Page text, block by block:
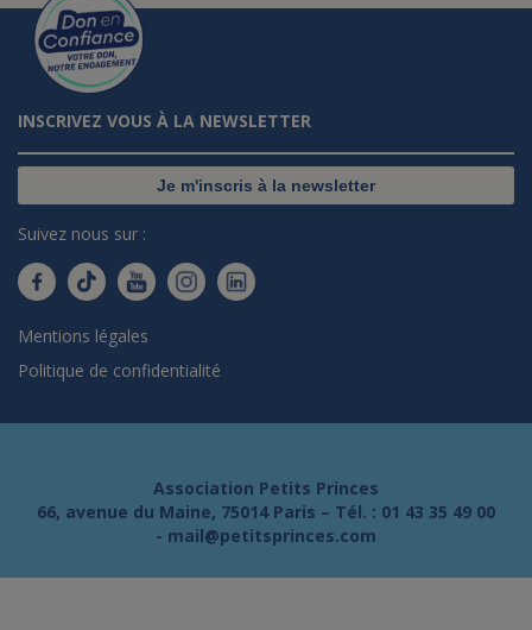
INSCRIVEZ VOUS À LA NEWSLETTER
Je m'inscris à la newsletter
Suivez nous sur :
Mentions légales
Politique de confidentialité
Association Petits Princes
66, avenue du Maine, 75014 Paris – Tél. : 01 43 35 49 00
- mail@petitsprinces.com